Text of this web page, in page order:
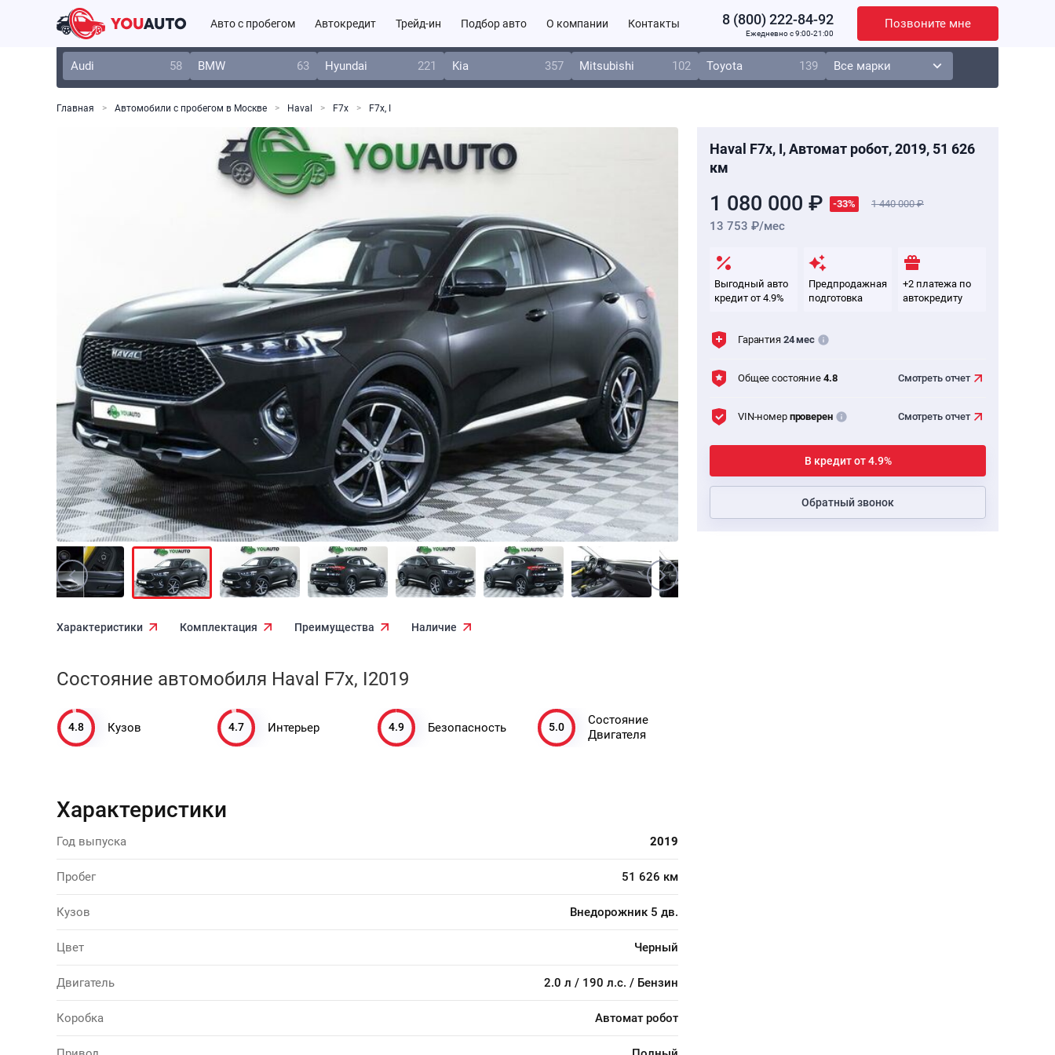
Авто с пробегом Автокредит Трейд-ин Подбор авто О компании Контакты 8 (800) 222-84-92
Ежедневно c 9:00-21:00
Позвоните мне
Audi 58 BMW 63 Hyundai 221 Kia 357 Mitsubishi 102 Toyota 139
Главная Автомобили с пробегом в Москве Haval F7x F7x, I
Haval F7x, I, Автомат робот, 2019, 51 626
км
1 080 000 ₽ -33% 1 440 000
13 753 ₽/мес
Выгодный авто
кредит от 4.9%
Предпродажная
подготовка
+2 платежа по
автокредиту
Гарантия 24 мес
Общее состояние 4.8 Смотреть отчет
VIN-номер проверен Смотреть отчет
В кредит от 4.9%
Обратный звонок
Характеристики Комплектация Преимущества Наличие
Состояние автомобиля Haval F7x, I2019
4.8 Кузов 4.7 Интерьер 4.9 Безопасность 5.0
Состояние
Двигателя
Характеристики
Год выпуска 2019
Пробег 51 626 км
Кузов Внедорожник 5 дв.
Цвет Черный
Двигатель 2.0 л / 190 л.с. / Бензин
Коробка Автомат робот